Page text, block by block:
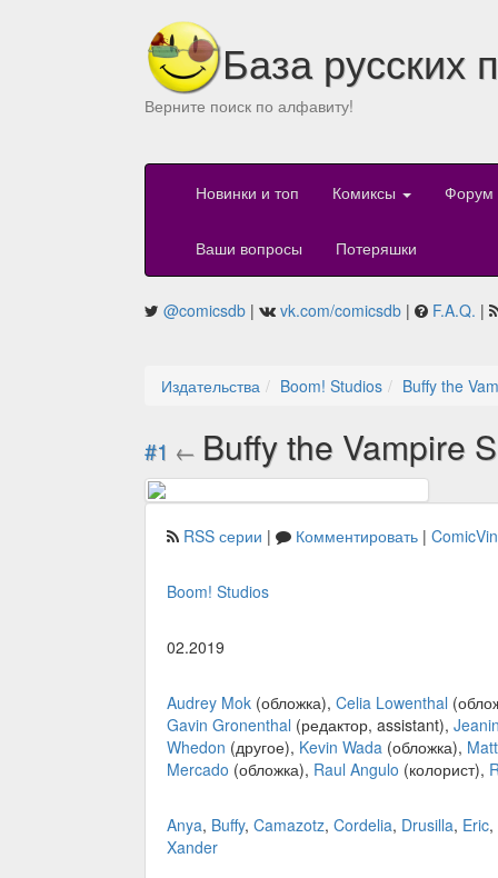
База русских
Верните поиск по алфавиту!
Новинки и топ Комиксы Форум
Ваши вопросы Потеряшки
@comicsdb | vk.com/comicsdb | F.A.Q. |
Издательства Boom! Studios Buffy the
#1 ← Buffy the Vampire
RSS серии | Комментировать |
Boom! Studios
02.2019
Audrey Mok (обложка), Celia Lowenthal
Gavin Gronenthal (редактор, assistant),
Whedon (другое), Kevin Wada (обложка),
Mercado (обложка), Raul Angulo (колорист),
Anya, Buffy, Camazotz, Cordelia, Drusilla, Eric,
Xander